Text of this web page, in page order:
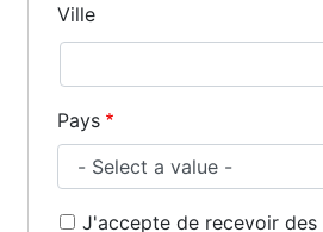
Ville
Pays
J'accepte de recevoir des